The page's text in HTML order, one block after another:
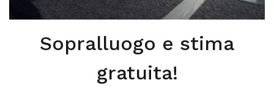
Sopralluogo e stima
gratuita!